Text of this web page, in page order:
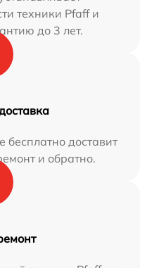
техники Pfaff и
до 3 лет.
доставит
и обратно.